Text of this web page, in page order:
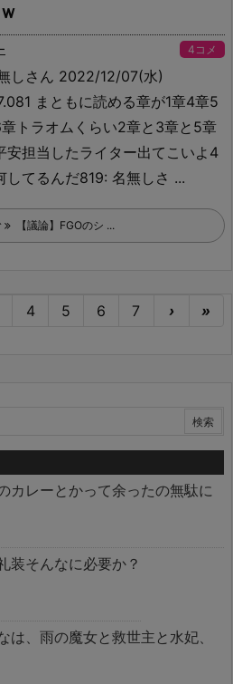
4コメ
しさん 2022/12/07(水)
まともに読める章が1章4章5
トラオムくらい2章と3章と5章
安担当したライター出てこいよ 4
してるんだ819: 名無しさ ...
【議論】FGOのシ ...
4 5 6 7 › »
カレーとかって余ったの無駄に
装そんなに必要か？
は、雨の魔女と救世主と水妃、